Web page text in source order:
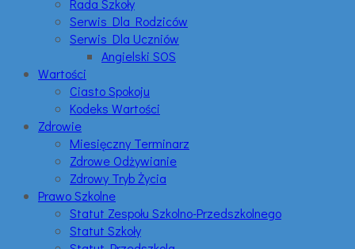
Rada Szkoły
Serwis Dla Rodziców
Serwis Dla Uczniów
Angielski SOS
Wartości
Ciasto Spokoju
Kodeks Wartości
Zdrowie
Miesięczny Terminarz
Zdrowe Odżywianie
Zdrowy Tryb Życia
Prawo Szkolne
Statut Zespołu Szkolno-Przedszkolnego
Statut Szkoły